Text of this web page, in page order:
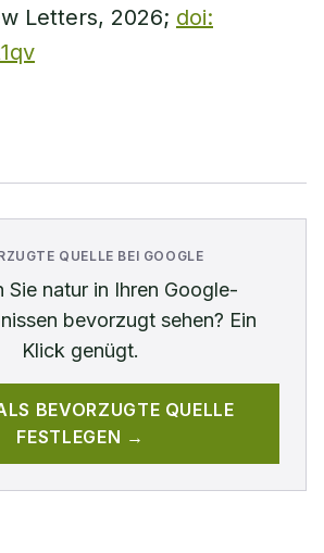
Letters, 2026; doi:
QUELLE BEI GOOGLE
Sie naturin Ihren Google-
bevorzugt sehen? Ein
Klick genügt.
BEVORZUGTE QUELLE
FESTLEGEN →